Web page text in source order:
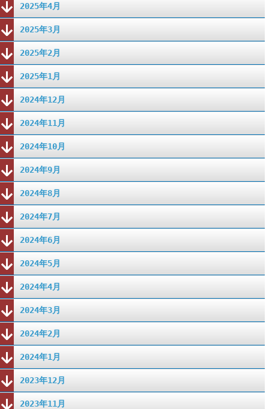
2025年4月
2025年3月
2025年2月
2025年1月
2024年12月
2024年11月
2024年10月
2024年9月
2024年8月
2024年7月
2024年6月
2024年5月
2024年4月
2024年3月
2024年2月
2024年1月
2023年12月
2023年11月